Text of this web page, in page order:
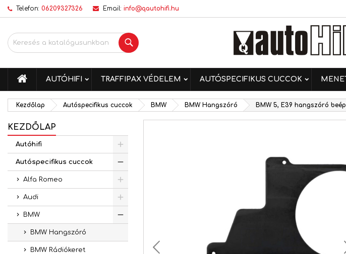
Telefon: 06209327326 Email: info@qautohifi.hu
Keresés
KEZDŐLAP
AUTÓHIFI TRAFFIPAX VÉDELEM AUTÓSPECIFIKUS CUCCOK
Kezdőlap Autóspecifikus cuccok BMW BMW Hangszóró BMW 5, E39 hangszóró
KEZDŐLAP
Autóhifi
Autóspecifikus cuccok
Alfa Romeo
Audi
BMW
BMW Hangszóró
BMW Rádiókeret
Kívánságlistáim
Új lista létrehozása
Kívánságlista
Bejelentkezés
Be kell jelentkezned a termékek